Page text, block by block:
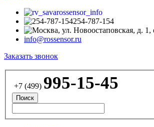
rossensor_info
254-787-154
info@rossensor.ru
Заказать звонок
+7 (499) 995-15-45